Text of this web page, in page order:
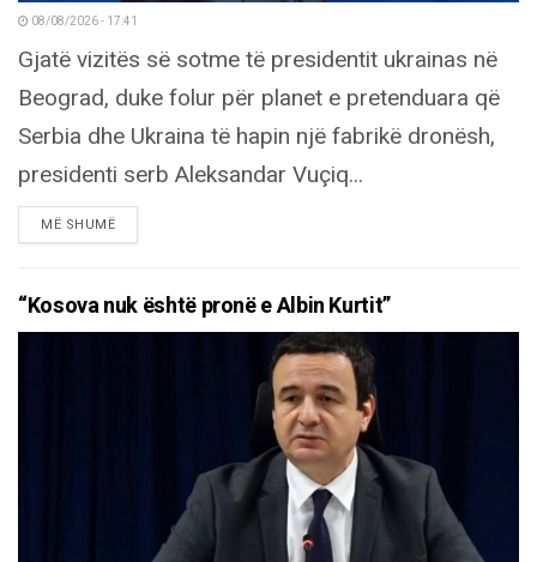
08/08/2026 - 17:41
Gjatë vizitës së sotme të presidentit ukrainas në
Beograd, duke folur për planet e pretenduara që
Serbia dhe Ukraina të hapin një fabrikë dronësh,
presidenti serb Aleksandar Vuçiq...
MË SHUMËDETAILS
“Kosova nuk është pronë e Albin Kurtit”